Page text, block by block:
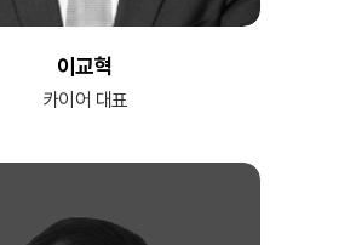
이교혁
카이어 대표